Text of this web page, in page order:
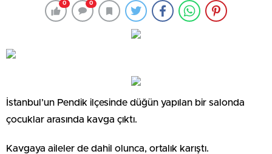
0 0
İstanbul’un Pendik ilçesinde düğün yapılan bir salonda
çocuklar arasında kavga çıktı.
Kavgaya aileler de dahil olunca, ortalık karıştı.